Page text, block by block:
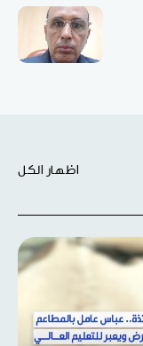
اظهار الكل